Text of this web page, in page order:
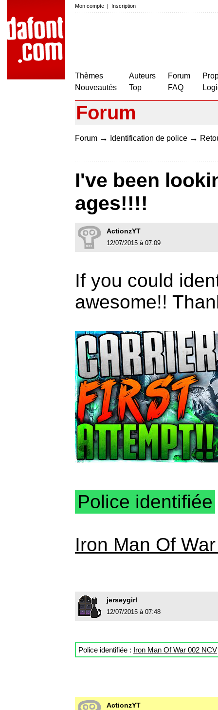
Mon compte | Inscription
Thèmes
Nouveautés
Auteurs
Top
Forum
FAQ
Forum
Forum → Identification de police →
I've been
ages!!!!
ActionzYT
12/07/2015 à 07:09
If you could
awesome!!
Police identifiée
Iron Man Of
jerseygirl
12/07/2015 à 07:48
Police identifiée : Iron Man Of War 002 NCV
ActionzYT